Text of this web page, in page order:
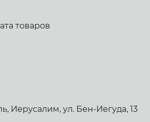
товаров
Иерусалим, ул. Бен-Иегуда, 13